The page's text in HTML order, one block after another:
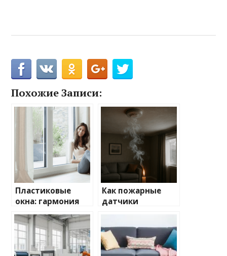
Похожие Записи:
Пластиковые
окна: гармония
стиля и
функциональнос
ти в вашем доме<
Как пожарные
датчики